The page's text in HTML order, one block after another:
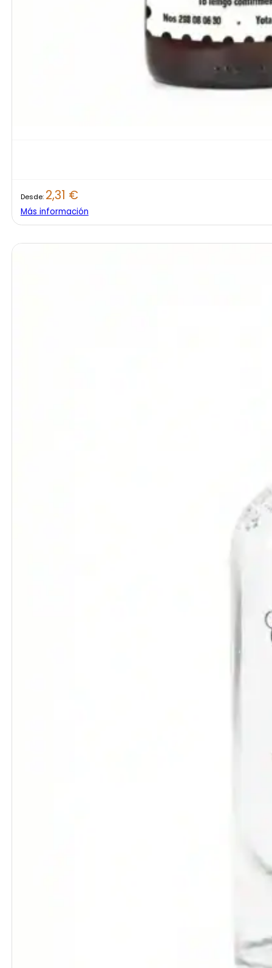
Desde: 2,31 €
Más información